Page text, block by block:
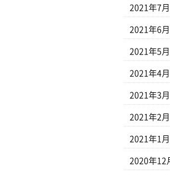
2021年7月
2021年6月
2021年5月
2021年4月
2021年3月
2021年2月
2021年1月
2020年12